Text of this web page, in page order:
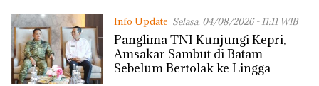
Info Update Selasa, 04/08/2026 - 11:11 WIB
Panglima TNI Kunjungi Kepri,
Amsakar Sambut di Batam
Sebelum Bertolak ke Lingga